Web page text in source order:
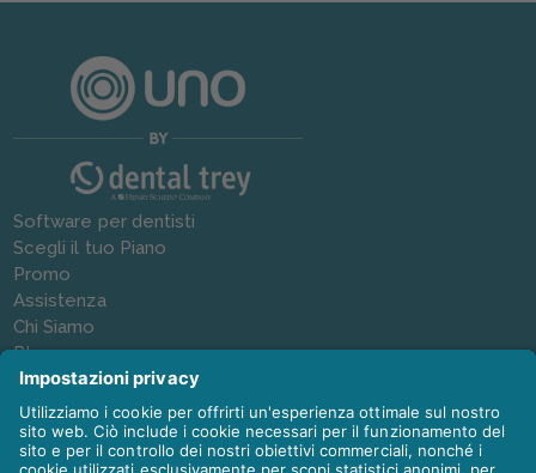
Software per dentisti
Scegli il tuo Piano
Promo
Assistenza
Chi Siamo
Blog
Newsletter
Contatti
Seguici anche su